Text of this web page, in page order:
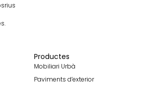
Productes
Mobiliari Urbà
Paviments d’exterior